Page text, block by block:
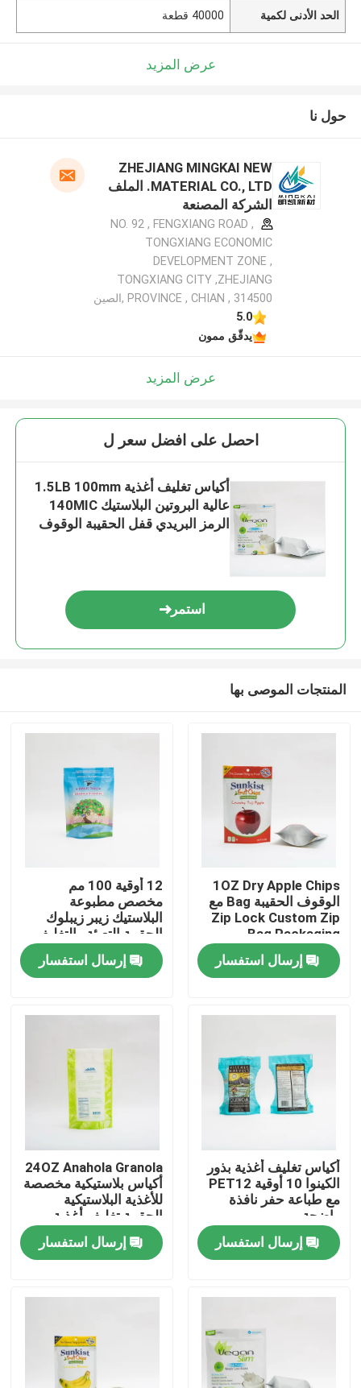
منزل
المنتجات
جولة في المعمل
اتصل بنا
أخبار
أكياس تغليف أغذية
أكياس تغليف القهوة
الحد الأدنى لكمية 40000 قطعة
عرض المزيد
حول نا
ZHEJIANG MINGKAI NEW
MATERIAL CO., LTD. الملف
الشركة المصنعة
NO. 92 , FENGXIANG ROAD ,
TONGXIANG ECONOMIC
DEVELOPMENT ZONE ,
TONGXIANG CITY ,ZHEJIANG
PROVINCE , CHIAN , 314500 ,الصين
5.0
يدقّق ممون
عرض المزيد
احصل على افضل سعر ل
أكياس تغليف أغذية 1.5LB 100mm
عالية البروتين البلاستيك 140MIC
الرمز البريدي قفل الحقيبة الوقوف
استمر
المنتجات الموصى بها
1OZ Dry Apple Chips
الوقوف الحقيبة Bag مع
Zip Lock Custom Zip
Bag Packaging
إرسال استفسار
12 أوقية 100 مم
مخصص مطبوعة
البلاستيك زيبر زيبلوك
الحقيبة التعبئة والتغليف
لحبوب جرانولا
إرسال استفسار
أكياس تغليف أغذية بذور
الكينوا 10 أوقية PET12
مع طباعة حفر نافذة
واضحة
إرسال استفسار
24OZ Anahola Granola
أكياس بلاستيكية مخصصة
للأغذية البلاستيكية
الحقيبة تغليف أغذية
إرسال استفسار